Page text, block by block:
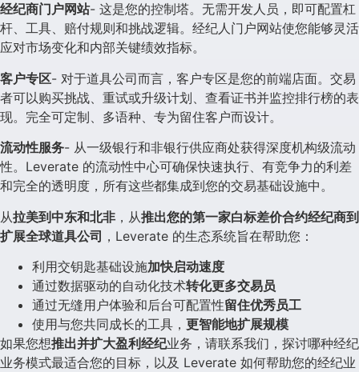
经纪商门户网站- 这是您的控制塔。无需开发人员，即可配置杠
杆、工具、赔付规则和挑战逻辑。经纪人门户网站使您能够灵活
应对市场变化和内部关键绩效指标。
客户专区- 对于道具公司而言，客户专区是您的前端店面。交易
者可以购买挑战、重试或升级计划、查看证书并监控排行榜的表
现。完全可定制、多语种、专为留住客户而设计。
流动性服务- 从一级银行和非银行供应商处获得深度机构级流动
性。Leverate 的流动性中心可确保快速执行、有竞争力的利差
和完全的透明度，所有这些都集成到您的交易基础设施中。
从拉美到中东和北非 ，从推出您的第一家白标差价合约经纪商到
扩展全球道具公司 ，Leverate 的生态系统旨在帮助您：
利用交钥匙基础设施加快启动速度
通过数据驱动的自动化技术转化更多交易员
通过无缝用户体验和后台可配置性留住优秀员工
使用与您共同成长的工具， 更智能地扩展规模
如果您想推出并扩大盈利经纪业务，请联系我们，探讨哪种经纪
业务模式最适合您的目标，以及 Leverate 如何帮助您的经纪业